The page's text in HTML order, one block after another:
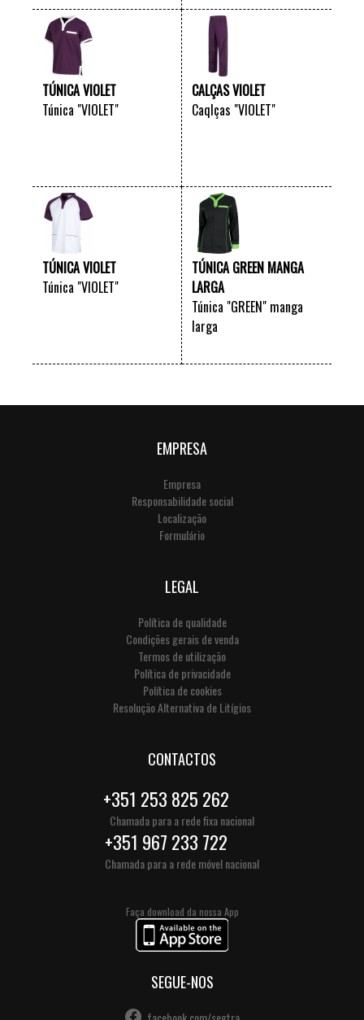
TÚNICA VIOLET
Túnica "VIOLET"
CALÇAS VIOLET
Caqlças "VIOLET"
TÚNICA VIOLET
Túnica "VIOLET"
TÚNICA GREEN MANGA
LARGA
Túnica "GREEN" manga
larga
EMPRESA
Empresa
Responsabilidade social
Localização
Formulário
LEGAL
Política de qualidade
Condições gerais de venda
Termos de utilização
Política de privacidade
Política de cookies
Resolução Alternativa de Litígios
CONTACTOS
+351 253 825 262
Chamada para a rede fixa nacional
+351 967 233 722
Chamada para a rede móvel nacional
Faça download da nossa App
SEGUE-NOS